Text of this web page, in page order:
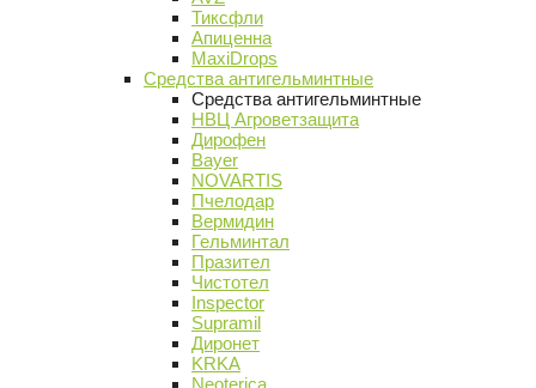
Тиксфли
Апиценна
MaxiDrops
Средства антигельминтные
Средства антигельминтные
НВЦ Агроветзащита
Дирофен
Bayer
NOVARTIS
Пчелодар
Вермидин
Гельминтал
Празител
Чистотел
Inspector
Supramil
Диронет
KRKA
Neoterica